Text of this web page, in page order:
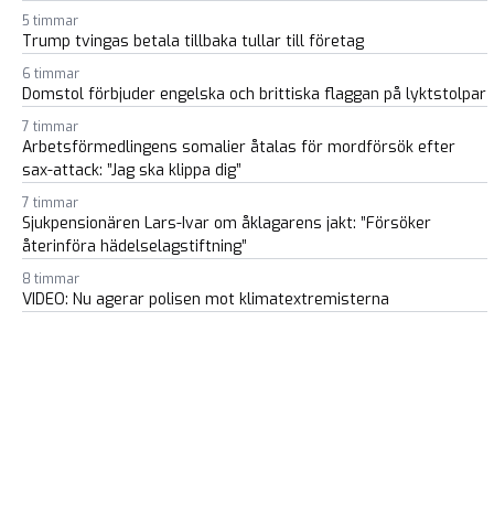
5 timmar
Trump tvingas betala tillbaka tullar till företag
6 timmar
Domstol förbjuder engelska och brittiska flaggan på lyktstolpar
7 timmar
Arbetsförmedlingens somalier åtalas för mordförsök efter
sax-attack: ”Jag ska klippa dig”
7 timmar
Sjukpensionären Lars-Ivar om åklagarens jakt: ”Försöker
återinföra hädelselagstiftning”
8 timmar
VIDEO: Nu agerar polisen mot klimatextremisterna